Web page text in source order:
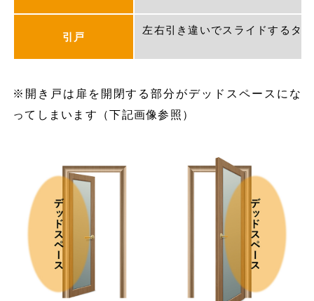
引戸
左右引き違いでスライドするタ
※開き戸は扉を開閉する部分がデッドスペースにな
ってしまいます（下記画像参照）